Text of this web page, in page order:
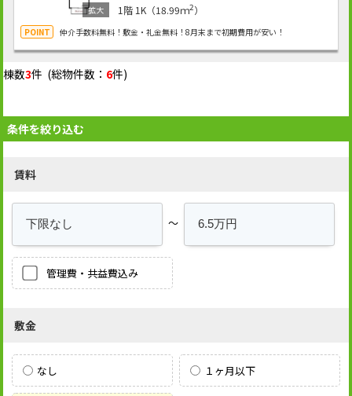
1階 1K（18.99ｍ2）
仲介手数料無料！敷金・礼金無料！8月末まで初期費用が安い！
棟数3件 (総物件数： 6件)
条件を絞り込む
賃料
～
管理費・共益費込み
敷金
なし １ヶ月以下